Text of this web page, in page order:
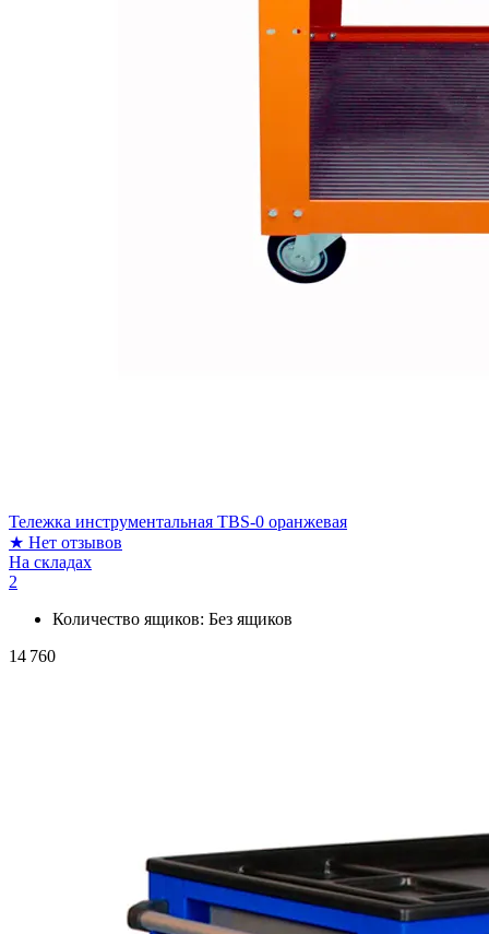
Тележка инструментальная TBS-0 оранжевая
★ Нет отзывов
На складах
2
Количество ящиков: Без ящиков
14 760